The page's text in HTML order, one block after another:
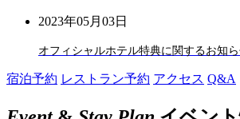
2023年05月03日
オフィシャルホテル特典に関するお知
宿泊予約 レストラン予約 アクセス Q&A